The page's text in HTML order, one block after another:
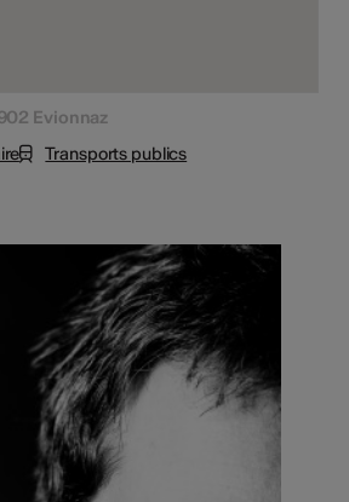
Evionnaz
Transports publics